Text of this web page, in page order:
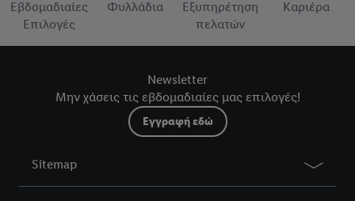
Εβδομαδιαίες
Επιλογές
Φυλλάδια
Εξυπηρέτηση
πελατών
Καριέρα
Newsletter
Μην χάσεις τις εβδομαδιαίες μας επιλογές!
Εγγραφή εδώ
Sitemap
μπορείτε να βρείτε στηνπολιτική απορρήτουμας.
Μπορείτε να
βρείτε τα νομικά στοιχεία της εταιρείας μας εδώ.